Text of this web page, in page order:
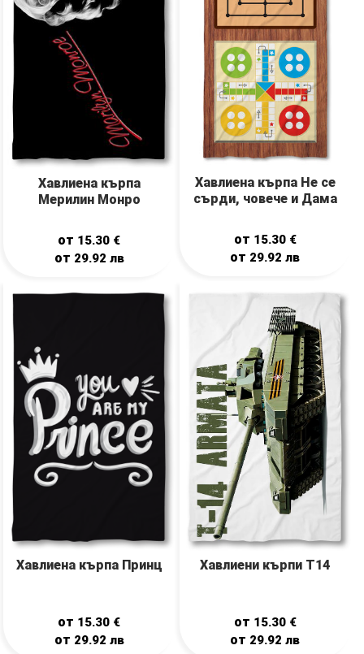
Хавлиена кърпа
Мерилин Монро
от 15.30 €
от 29.92 лв
Хавлиена кърпа Не се
сърди, човече и Дама
от 15.30 €
от 29.92лв
Хавлиена кърпа Принц
от 15.30 €
от 29.92 лв
Хавлиени кърпи T14
от 15.30 €
от 29.92лв